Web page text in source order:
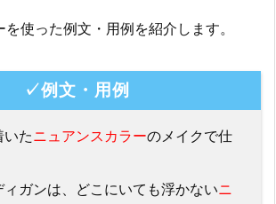
使った例文・用例を紹介します。
✓例文・用例
いたニュアンスカラーのメイクで仕
ガンは、どこにいても浮かないニ